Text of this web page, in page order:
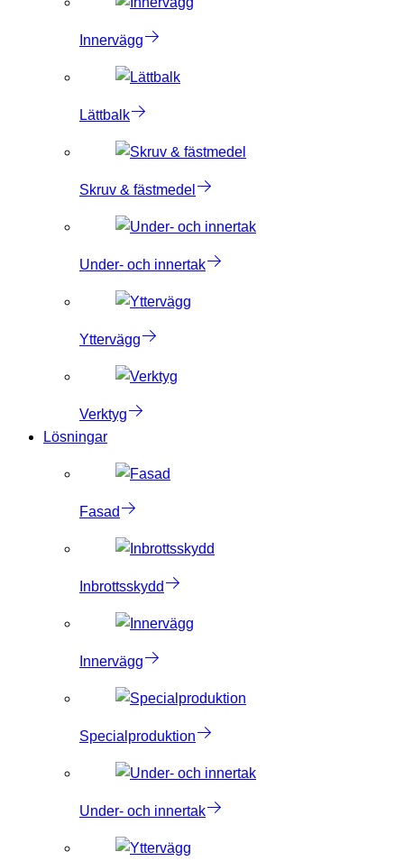
Innervägg
Lättbalk
Skruv & fästmedel
Under- och innertak
Yttervägg
Verktyg
Lösningar
Fasad
Inbrottsskydd
Innervägg
Specialproduktion
Under- och innertak